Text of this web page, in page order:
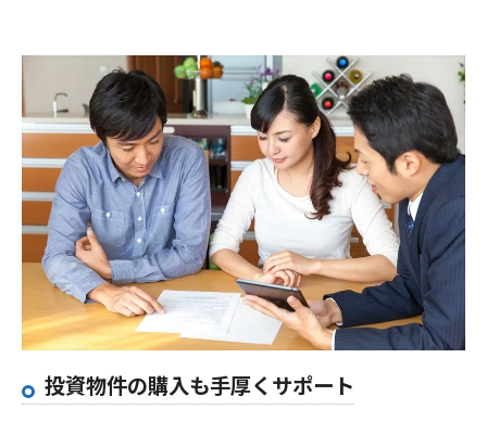
投資物件の購入も手厚くサポート